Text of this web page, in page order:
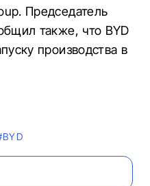
Председатель
также, что BYD
производства в